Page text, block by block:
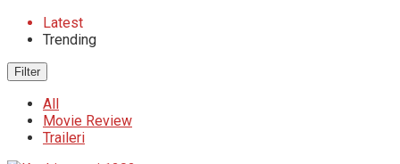
Latest
Trending
Filter
All
Movie Review
Traileri